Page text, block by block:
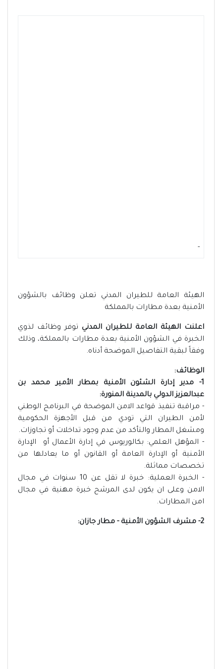
-
الهيئة العامة للطيران المدني تعلن وظائف بالشؤون
الأمنية بعدة مطارات بالمملكة
اعلنت الهيئة العامة للطيران المدني توفر وظائف لذوي
الخبرة في الشؤون الأمنية بعدة مطارات بالمملكة، وذلك
وفقاً لبقية التفاصيل الموضحة أدناه.
الوظائف:
1- مدير إدارة الشئون الأمنية بمطار الأمير محمد بن
عبدالعزيز الدولي بالمدينة المنورة:
- مراقبة تنفيذ قواعد الامن الموضحة في البرنامج الوطني
لأمن الطيران التي تودي من قبل الأجهزة الحكومية
ومشغل المطار والتأكد من عدم وجود تداخلات أو تجاوزات.
- المؤهل العلمي: بكالوريوس في إدارة الأعمال أو الإدارة
الأمنية أو الإدارة العامة أو القانون أو ما يعادلها من
تخصصات مماثلة.
- الخبرة العملية: خبرة لا تقل عن 10 سنوات في مجال
الامن وعلى ان يكون لدى المرشح خبرة مهنية في مجال
امن المطارات.
2- مشرف الشؤون الأمنية - مطار جازان: